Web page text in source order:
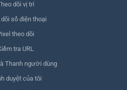
dõi vị trí
số điện thoại
theo dõi
tra URL
Thanh người dùng
duyệt của tôi